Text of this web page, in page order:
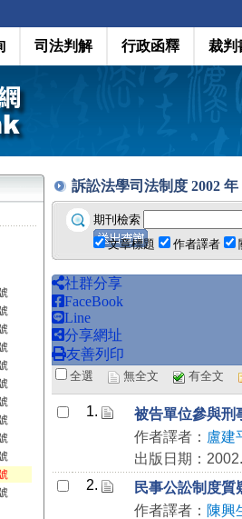
司法判解 行政函釋 裁判
訴訟法學司法制度 2002 年
期刊檢索
文章標題
作者譯者
社群分享
FaceBook
Line
分享網址
友善列印
全選 無全文 有全文
1.
被告單位參與刑
作者譯者： 盧建
出版日期：
2.
民事公訟制度質
作者譯者： 陳興